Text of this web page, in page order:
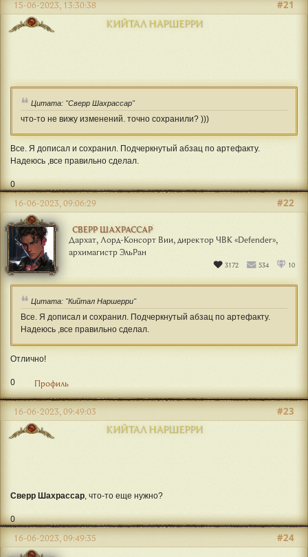
КИЙТАЛ НАРШЕРРИ
#21
15-06-2023, 13:30:38
Цитата: "Сверр Шахрассар"
что-то не вижу изменений. точно сохранили? )))
Все. Я дописал и сохранил. Подчеркнутый абзац по артефакту.
Надеюсь ,все правильно сделал.
0
СВЕРР ШАХРАССАР
Дархат, Лорд-Консорт Вии, директор ЧВК «Defender»,
архимагистр ЭльРан
3172 534 10
#22
16-06-2023, 09:06:29
Цитата: "Кийтал Наршерри"
Все. Я дописал и сохранил. Подчеркнутый абзац по артефакту.
Надеюсь ,все правильно сделал.
Отлично!
0 Профиль
КИЙТАЛ НАРШЕРРИ
#23
16-06-2023, 09:49:03
Сверр Шахрассар , что-то еще нужно?
0
#24
16-06-2023, 09:49:35